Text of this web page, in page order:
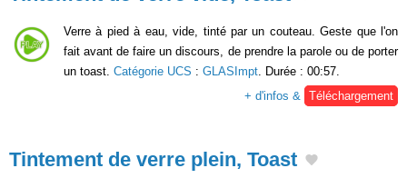
Verre à pied à eau, vide, tinté par un couteau. Geste que l'on
fait avant de faire un discours, de prendre la parole ou de porter
un toast. Catégorie UCS : GLASImpt . Durée : 00:57.
+ d'infos &
Téléchargement
Tintement de verre plein, Toast